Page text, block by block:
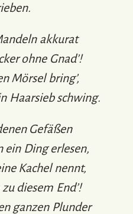
akkurat
ohne Gnad’!
Mörsel bring’,
Haarsieb schwing.
Gefäßen
ein Ding erlesen,
Kachel nennt,
diesem End’!
ganzen Plunder